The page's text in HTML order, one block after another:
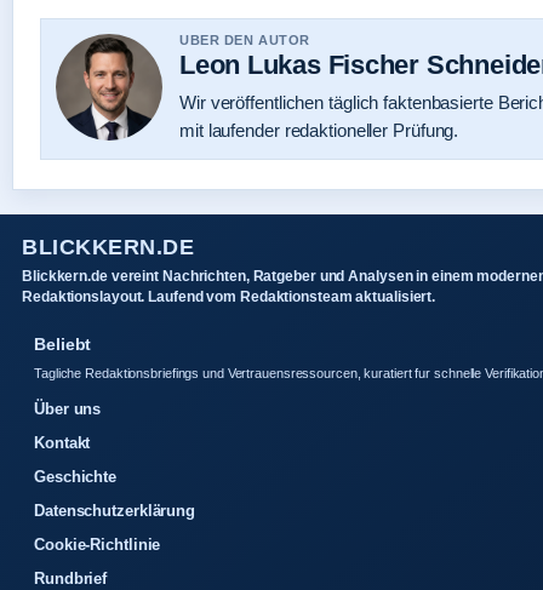
UBER DEN AUTOR
Leon Lukas Fischer
Wir veröffentlichen täglich faktenbasierte
mit laufender redaktioneller Prüfung.
BLICKKERN.DE
Blickkern.de vereint Nachrichten, Ratgeber und Analysen in einem
Redaktionslayout. Laufend vom Redaktionsteam aktualisiert.
Beliebt
Tagliche Redaktionsbriefings und Vertrauensressourcen, kuratiert fur schnelle
Über uns
Kontakt
Geschichte
Datenschutzerklärung
Cookie-Richtlinie
Rundbrief